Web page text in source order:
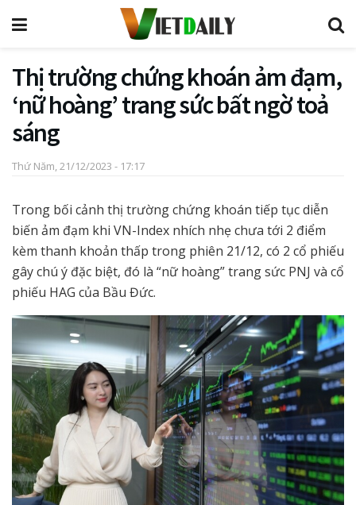
Thị trường chứng khoán ảm đạm,
‘nữ hoàng’ trang sức bất ngờ toả
sáng
Thứ Năm, 21/12/2023 - 17:17
Trong bối cảnh thị trường chứng khoán tiếp tục diễn
biến ảm đạm khi VN-Index nhích nhẹ chưa tới 2 điểm
kèm thanh khoản thấp trong phiên 21/12, có 2 cổ phiếu
gây chú ý đặc biệt, đó là “nữ hoàng” trang sức PNJ và cổ
phiếu HAG của Bầu Đức.